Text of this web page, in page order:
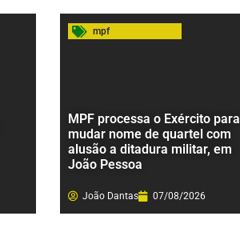
mpf
MPF processa o Exército para
mudar nome de quartel com
alusão a ditadura militar, em
João Pessoa
João Dantas 07/08/2026